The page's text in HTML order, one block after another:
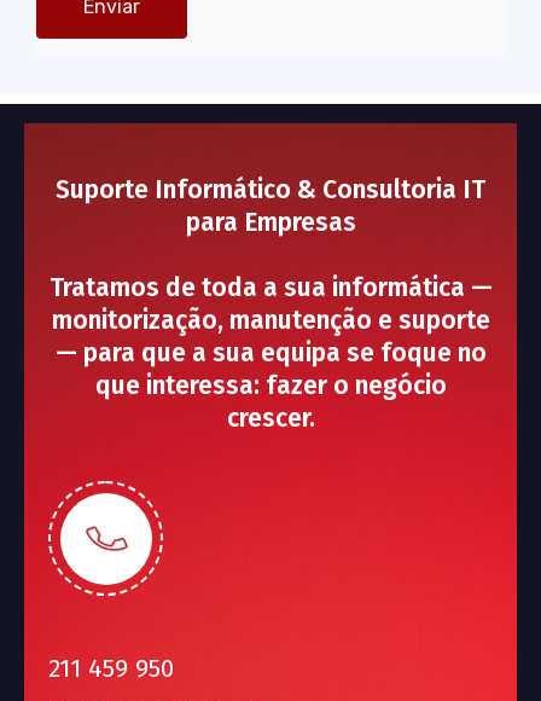
Suporte Informático & Consultoria IT
para Empresas
Tratamos de toda a sua informática —
monitorização, manutenção e suporte
— para que a sua equipa se foque no
que interessa: fazer o negócio
crescer.
211 459 950